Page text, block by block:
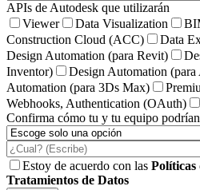
APIs de Autodesk que utilizarán
Viewer
Data Visualization
Construction Cloud (ACC)
Data
Design Automation (para Revit)
Inventor)
Design Automation
Automation (para 3Ds Max)
Webhooks, Authentication (OAuth)
Confirma cómo tu y tu equipo
Estoy de acuerdo con las Políticas
Tratamientos de Datos